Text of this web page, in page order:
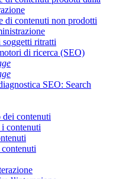
di contenuti non prodotti
soggetti ritratti
di ricerca (SEO)
SEO: Search
dei contenuti
contenuti